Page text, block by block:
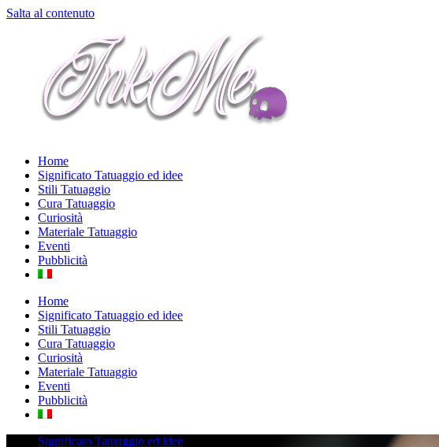
Salta al contenuto
Home
Significato Tatuaggio ed idee
Stili Tatuaggio
Cura Tatuaggio
Curiosità
Materiale Tatuaggio
Eventi
Pubblicità
Home
Significato Tatuaggio ed idee
Stili Tatuaggio
Cura Tatuaggio
Curiosità
Materiale Tatuaggio
Eventi
Pubblicità
Significato Tatuaggio ed idee